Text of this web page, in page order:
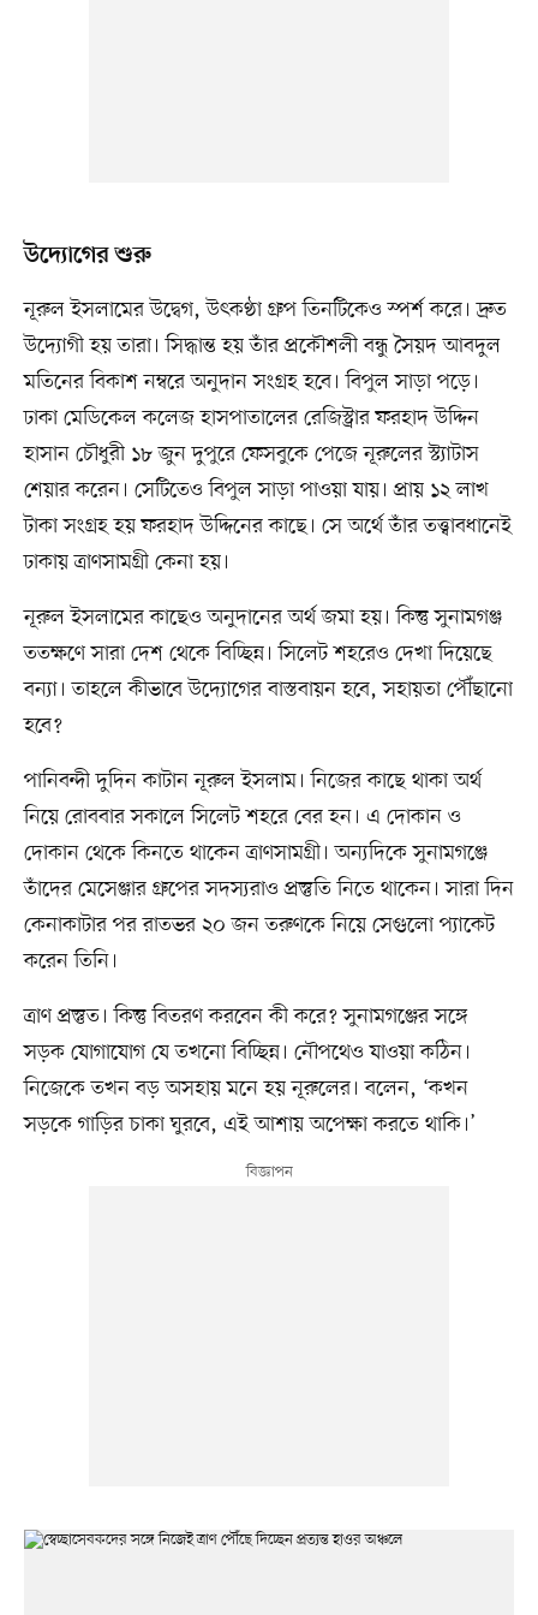
উদ্যোগের শুরু
নূরুল ইসলামের উদ্বেগ, উৎকণ্ঠা গ্রুপ তিনটিকেও স্পর্শ করে। দ্রুত
উদ্যোগী হয় তারা। সিদ্ধান্ত হয় তাঁর প্রকৌশলী বন্ধু সৈয়দ আবদুল
মতিনের বিকাশ নম্বরে অনুদান সংগ্রহ হবে। বিপুল সাড়া পড়ে।
ঢাকা মেডিকেল কলেজ হাসপাতালের রেজিস্ট্রার ফরহাদ উদ্দিন
হাসান চৌধুরী ১৮ জুন দুপুরে ফেসবুকে পেজে নূরুলের স্ট্যাটাস
শেয়ার করেন। সেটিতেও বিপুল সাড়া পাওয়া যায়। প্রায় ১২ লাখ
টাকা সংগ্রহ হয় ফরহাদ উদ্দিনের কাছে। সে অর্থে তাঁর তত্ত্বাবধানেই
ঢাকায় ত্রাণসামগ্রী কেনা হয়।
নূরুল ইসলামের কাছেও অনুদানের অর্থ জমা হয়। কিন্তু সুনামগঞ্জ
ততক্ষণে সারা দেশ থেকে বিচ্ছিন্ন। সিলেট শহরেও দেখা দিয়েছে
বন্যা। তাহলে কীভাবে উদ্যোগের বাস্তবায়ন হবে, সহায়তা পৌঁছানো
হবে?
পানিবন্দী দুদিন কাটান নূরুল ইসলাম। নিজের কাছে থাকা অর্থ
নিয়ে রোববার সকালে সিলেট শহরে বের হন। এ দোকান ও
দোকান থেকে কিনতে থাকেন ত্রাণসামগ্রী। অন্যদিকে সুনামগঞ্জে
তাঁদের মেসেঞ্জার গ্রুপের সদস্যরাও প্রস্তুতি নিতে থাকেন। সারা দিন
কেনাকাটার পর রাতভর ২০ জন তরুণকে নিয়ে সেগুলো প্যাকেট
করেন তিনি।
ত্রাণ প্রস্তুত। কিন্তু বিতরণ করবেন কী করে? সুনামগঞ্জের সঙ্গে
সড়ক যোগাযোগ যে তখনো বিচ্ছিন্ন। নৌপথেও যাওয়া কঠিন।
নিজেকে তখন বড় অসহায় মনে হয় নূরুলের। বলেন, ‘কখন
সড়কে গাড়ির চাকা ঘুরবে, এই আশায় অপেক্ষা করতে থাকি।’